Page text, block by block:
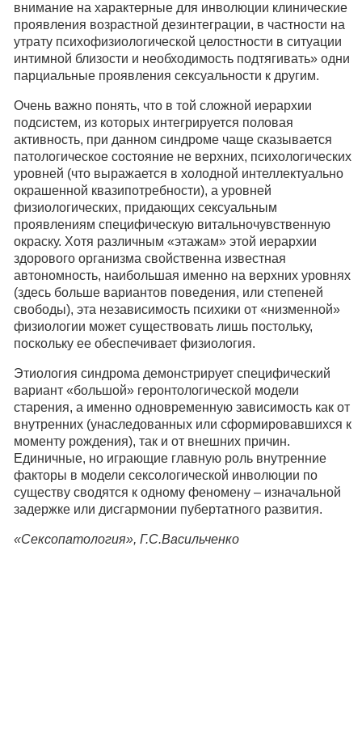
внимание на характерные для инволюции клинические
проявления возрастной дезинтеграции, в частности на
утрату психофизиологической целостности в ситуации
интимной близости и необходимость подтягивать» одни
парциальные проявления сексуальности к другим.
Очень важно понять, что в той сложной иерархии
подсистем, из которых интегрируется половая
активность, при данном синдроме чаще сказывается
патологическое состояние не верхних, психологических
уровней (что выражается в холодной интеллектуально
окрашенной квазипотребности), а уровней
физиологических, придающих сексуальным
проявлениям специфическую витальночувственную
окраску. Хотя различным «этажам» этой иерархии
здорового организма свойственна известная
автономность, наибольшая именно на верхних уровнях
(здесь больше вариантов поведения, или степеней
свободы), эта независимость психики от «низменной»
физиологии может существовать лишь постольку,
поскольку ее обеспечивает физиология.
Этиология синдрома демонстрирует специфический
вариант «большой» геронтологической модели
старения, а именно одновременную зависимость как от
внутренних (унаследованных или сформировавшихся к
моменту рождения), так и от внешних причин.
Единичные, но играющие главную роль внутренние
факторы в модели сексологической инволюции по
существу сводятся к одному феномену – изначальной
задержке или дисгармонии пубертатного развития.
«Сексопатология», Г.С.Васильченко